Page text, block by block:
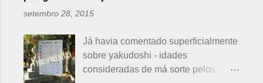
incêndios, para que não se
propaguem. A colocação dos baldes
depende de cada associação de
bairro, não sendo, portanto,
deparamos com este problema: a
quem doar. Existem lojas que
acessórios usados, mas nem sempre
tem interesse nas peças, além do
baixo preço oferecido. Doar dá uma
setembro 28, 2015
Já havia comentado superficialmente
sobre yakudoshi - idades
consideradas de má sorte pelos